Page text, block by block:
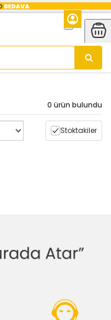
0 ürün bulundu
Stoktakiler